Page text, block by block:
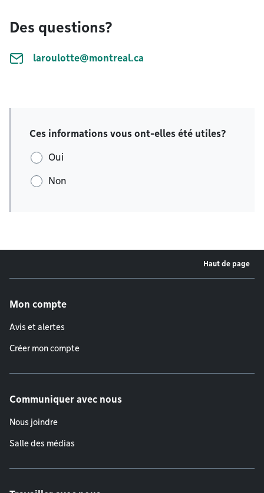
Des questions?
laroulotte@montreal.ca
Ces informations vous ont-elles été utiles?
Oui
Non
Haut de page
Mon compte
Avis et alertes
Créer mon compte
Communiquer avec nous
Nous joindre
Salle des médias